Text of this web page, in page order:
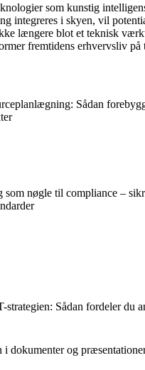
som kunstig
integreres i skyen, vil
længere blot et teknisk
fremtidens erhvervsliv på
Sådan
som nøgle til compliance –
Sådan fordeler du
i dokumenter og